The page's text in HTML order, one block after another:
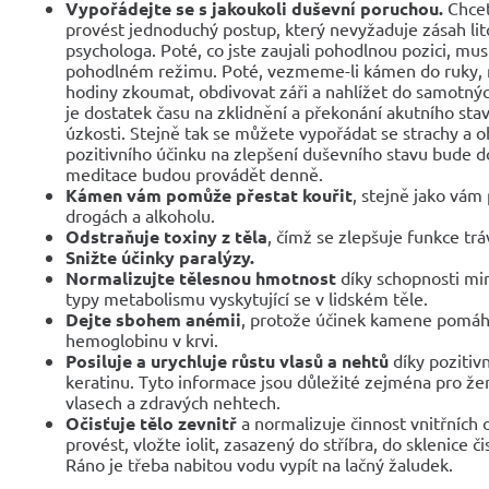
Vypořádejte se s jakoukoli duševní poruchou.
provést jednoduchý postup, který nevyžaduje zásah
psychologa. Poté, co jste zaujali pohodlnou pozici,
pohodlném režimu. Poté, vezmeme-li kámen do
hodiny zkoumat, obdivovat záři a nahlížet do
je dostatek času na zklidnění a překonání akutního
úzkosti. Stejně tak se můžete vypořádat se strachy a
pozitivního účinku na zlepšení duševního stavu bude
meditace budou provádět denně.
Kámen vám pomůže přestat kouřit , stejně jako
drogách a alkoholu.
Odstraňuje toxiny z těla , čímž se zlepšuje funkce
Snižte účinky paralýzy.
Normalizujte tělesnou hmotnost díky schopnosti
typy metabolismu vyskytující se v lidském těle.
Dejte sbohem anémii , protože účinek kamene
hemoglobinu v krvi.
Posiluje a urychluje růstu vlasů a nehtů díky
keratinu. Tyto informace jsou důležité zejména pro
vlasech a zdravých nehtech.
Očisťuje tělo zevnitř a normalizuje činnost vnitřních
provést, vložte iolit, zasazený do stříbra, do sklenice
Ráno je třeba nabitou vodu vypít na lačný žaludek.